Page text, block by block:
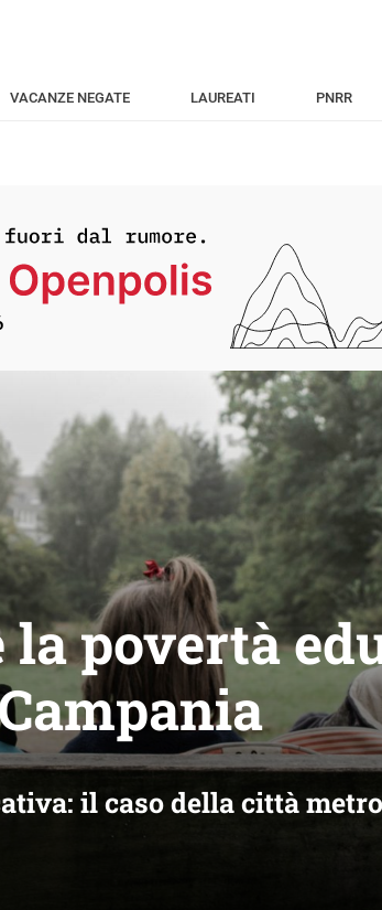
VACANZE NEGATE LAUREATI PNRR
la povertà
il caso della città